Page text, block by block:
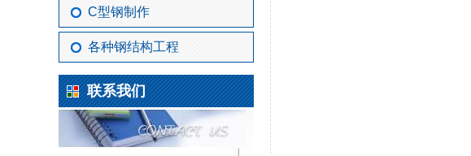
C型钢制作
各种钢结构工程
联系我们